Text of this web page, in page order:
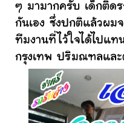
ๆ มามากครับ เด็กติด
กันเอง ซึ่งปกติแล้วผม
ทีมงานที่ไว้ใจได้ไปแท
กรุงเทพ ปริมณฑลและ